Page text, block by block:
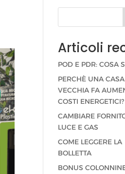
Articoli
POD E PDR: COSA
PERCHÈ UNA CASA
VECCHIA FA
COSTI ENERGETICI?
CAMBIARE
LUCE E GAS
COME LEGGERE LA
BOLLETTA
BONUS